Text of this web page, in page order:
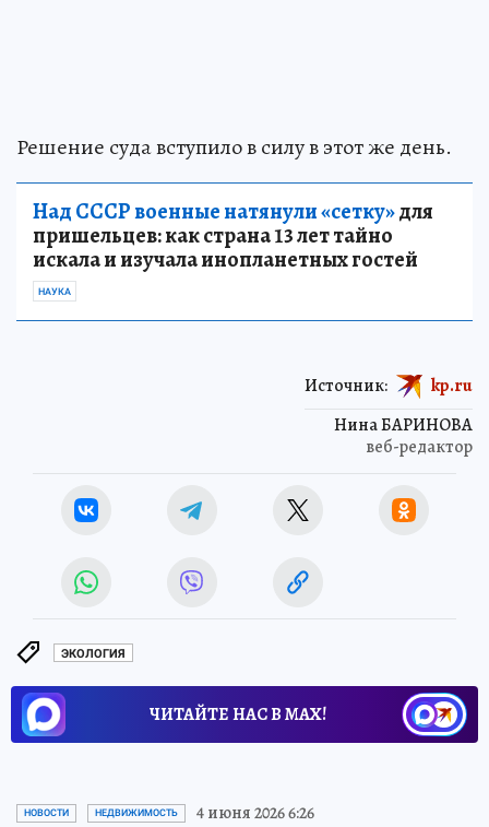
Решение суда вступило в силу в этот же день.
Над СССР военные натянули «сетку»для
пришельцев: как страна 13 лет тайно
искала и изучала инопланетных гостей
НАУКА
Нина БАРИНОВА
веб-редактор
Источник: kp.ru
ЭКОЛОГИЯ
ЧИТАЙТЕ НАС В МАХ!
НОВОСТИ НЕДВИЖИМОСТЬ 4 июня 2026 6:26